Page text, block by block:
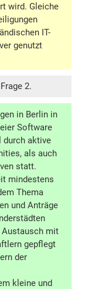
wird. Gleiche
IT-
genutzt
2.
in Berlin in
Software
durch aktive
als auch
statt.
mindestens
Thema
und Anträge
Austausch mit
gepflegt
der
kleine und